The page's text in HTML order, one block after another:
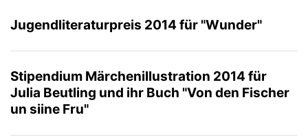
Jugendliteraturpreis 2014 für "Wunder"
Stipendium Märchenillustration 2014 für
Julia Beutling und ihr Buch "Von den Fischer
un siine Fru"